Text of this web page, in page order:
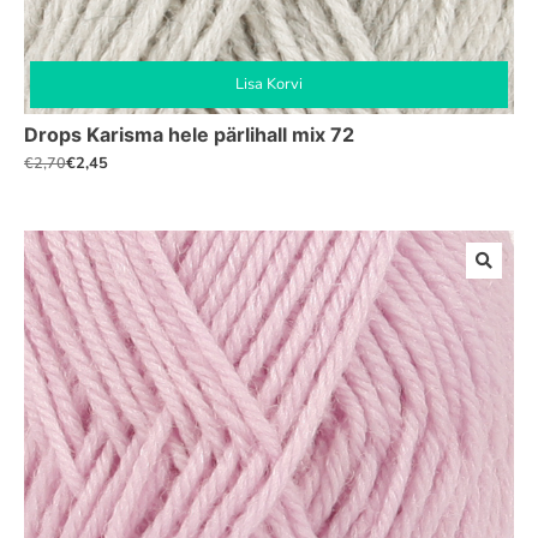
Lisa Korvi
Drops Karisma hele pärlihall mix 72
€2,70
Algne
€2,70.
€2,45
Praegune
€2,45.